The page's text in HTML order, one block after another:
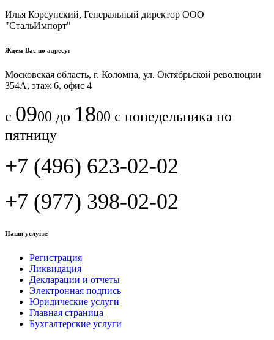
Илья Корсунский, Генеральный директор ООО
"СтальИмпорт"
Ждем Вас по адресу:
Московская область, г. Коломна, ул. Октябрьской революции
354А, этаж 6, офис 4
с 0900 до 1800 с понедельника по
пятницу
+7 (496) 623-02-02
+7 (977) 398-02-02
Наши услуги:
Регистрация
Ликвидация
Декларации и отчеты
Электронная подпись
Юридические услуги
Главная страница
Бухгалтерские услуги